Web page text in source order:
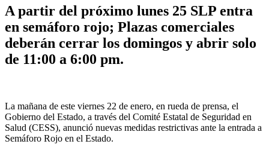
A partir del próximo lunes 25 SLP entra
en semáforo rojo; Plazas comerciales
deberán cerrar los domingos y abrir solo
de 11:00 a 6:00 pm.
La mañana de este viernes 22 de enero, en rueda de prensa, el
Gobierno del Estado, a través del Comité Estatal de Seguridad en
Salud (CESS), anunció nuevas medidas restrictivas ante la entrada a
Semáforo Rojo en el Estado.